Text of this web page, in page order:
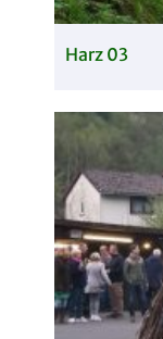
Harz 03